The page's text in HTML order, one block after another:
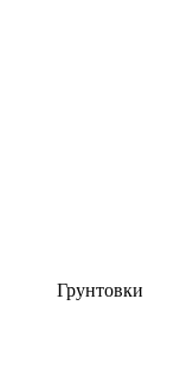
Грунтовки